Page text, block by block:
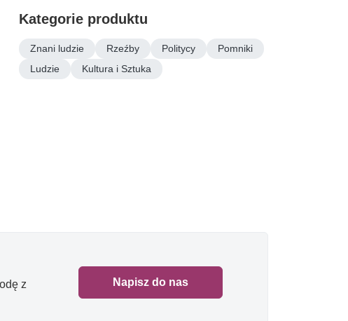
Kategorie produktu
Znani ludzie Rzeźby Politycy
Pomniki
Ludzie
Kultura i Sztuka
z
Napisz do nas